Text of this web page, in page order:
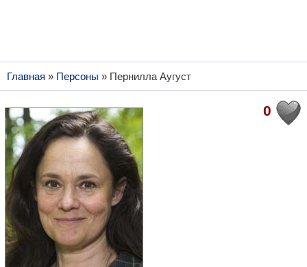
Главная » Персоны » Пернилла Аугуст
0